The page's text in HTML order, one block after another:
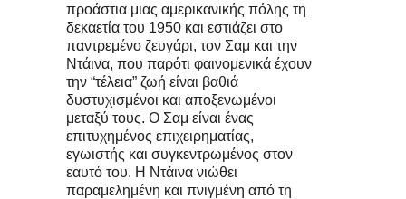
προάστια μιας αμερικανικής πόλης τη
δεκαετία του 1950 και εστιάζει στο
παντρεμένο ζευγάρι, τον Σαμ και την
Ντάινα, που παρότι φαινομενικά έχουν
την “τέλεια” ζωή είναι βαθιά
δυστυχισμένοι και αποξενωμένοι
μεταξύ τους. Ο Σαμ είναι ένας
επιτυχημένος επιχειρηματίας,
εγωιστής και συγκεντρωμένος στον
εαυτό του. Η Ντάινα νιώθει
παραμελημένη και πνιγμένη από τη